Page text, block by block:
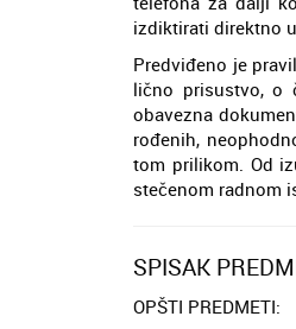
izdiktirati direktno
Predviđeno je
lično prisustvo, o
obavezna
rođenih,
tom prilikom. Od
stečenom radnom
SPISAK
OPŠTI PREDMETI: